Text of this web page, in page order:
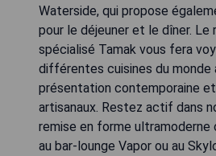
Waterside, qui propose
pour le déjeuner et le dîner. Le
spécialisé Tamak vous fera
différentes cuisines du monde
présentation contemporaine
artisanaux. Restez actif dans
remise en forme ultramoderne
au bar-lounge Vapor ou au